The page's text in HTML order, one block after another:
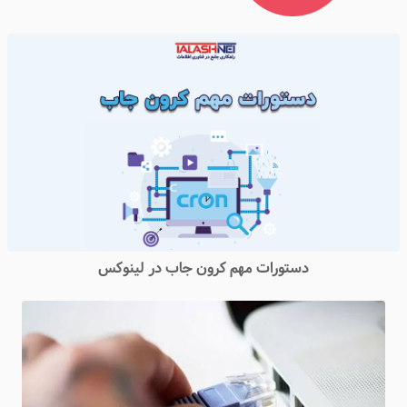
دستورات مهم کرون جاب در لینوکس